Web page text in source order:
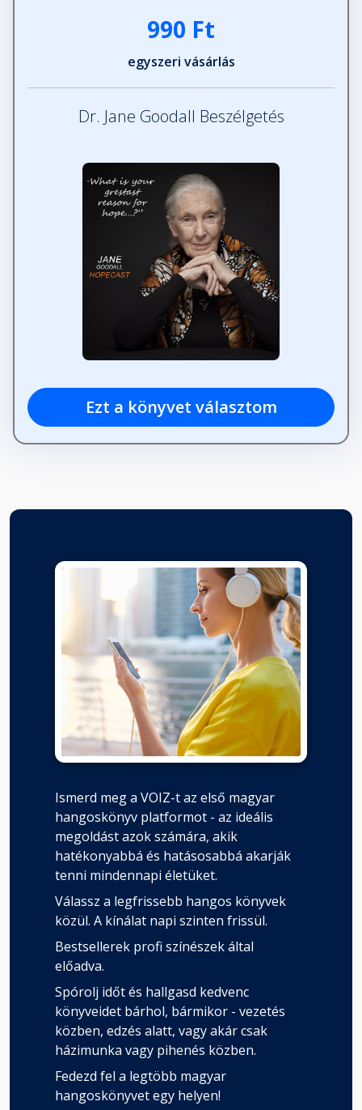
990 Ft
egyszeri vásárlás
Dr. Jane Goodall Beszélgetés
Ezt a könyvet választom
Ismerd meg a VOIZ-t az első magyar
hangoskönyv platformot - az ideális
megoldást azok számára, akik
hatékonyabbá és hatásosabbá akarják
tenni mindennapi életüket.
Válassz a legfrissebb hangos könyvek
közül. A kínálat napi szinten frissül.
Bestsellerek profi színészek által
előadva.
Spórolj időt és hallgasd kedvenc
könyveidet bárhol, bármikor - vezetés
közben, edzés alatt, vagy akár csak
házimunka vagy pihenés közben.
Fedezd fel a legtöbb magyar
hangoskönyvet egy helyen!